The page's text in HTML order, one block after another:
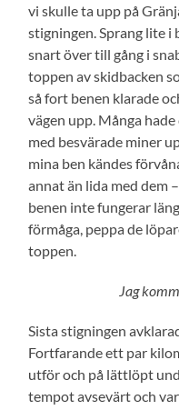
vi skulle ta upp på
stigningen. Sprang lite i
snart över till gång i
toppen av skidbacken
så fort benen klarade
vägen upp. Många
med besvärade miner
mina ben kändes
annat än lida med dem
benen inte fungerar
förmåga, peppa de
toppen.
Jag
Sista stigningen
Fortfarande ett par
utför och på lättlöpt
tempot avsevärt och